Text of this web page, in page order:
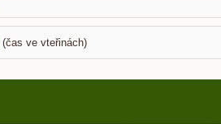
(čas ve vteřinách)